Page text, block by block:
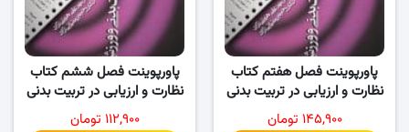
پاورپوینت فصل هفتم کتاب
نظارت و ارزیابی در تربیت بدنی
و ورزش
۱۴۵,۹۰۰ تومان
پاورپوینت فصل ششم کتاب
نظارت و ارزیابی در تربیت بدنی
و ورزش
۱۱۲,۹۰۰ تومان